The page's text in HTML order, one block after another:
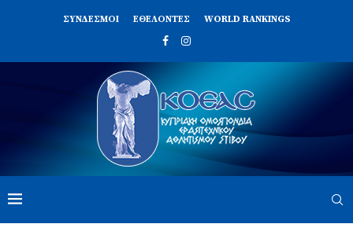
ΣΥΝΔΈΣΜΟΙ ΕΘΕΛΟΝΤΈΣ WORLD RANKINGS